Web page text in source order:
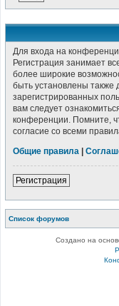
Для входа на
Регистрация занимает
более широкие
быть установлены также
зарегистрированных
вам следует
конференции. Помните,
согласие со всеми
Общие правила
Регистрация
Список форумов
Создано на